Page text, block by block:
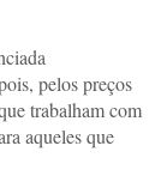
pelos preços
trabalham com
aqueles que